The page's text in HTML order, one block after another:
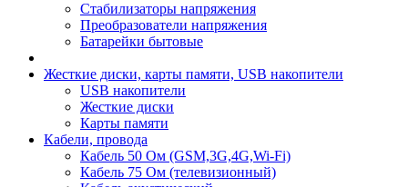
Стабилизаторы напряжения
Преобразователи напряжения
Батарейки бытовые
Жесткие диски, карты памяти, USB накопители
USB накопители
Жесткие диски
Карты памяти
Кабели, провода
Кабель 50 Ом (GSM,3G,4G,Wi-Fi)
Кабель 75 Ом (телевизионный)